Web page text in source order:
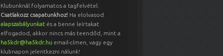
Klubunknál folyamatos a tagfelvétel.
Csatlakozz csapatunkhoz! Ha elolvasod
alapszabályunkat és a benne leírtakat
elfogadod, akkor nincs más teendőd, mint a
ha5kdr@ha5kdr.hu email-címen, vagy egy
klubnapon jelentkezni nálunk!